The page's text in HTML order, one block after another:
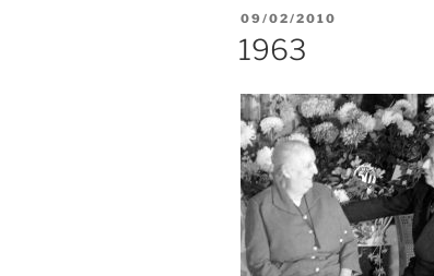
VERÖFFENTLICHT
09/02/2010
1963